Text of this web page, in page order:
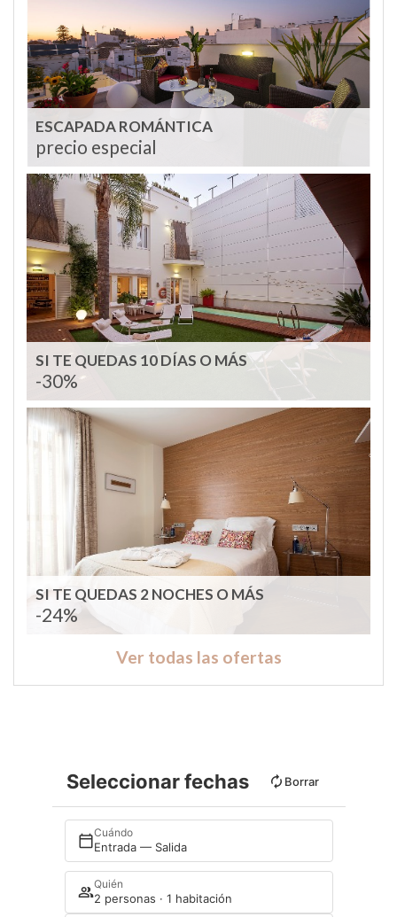
ESCAPADA ROMÁNTICA
precio especial
SI TE QUEDAS 10 DÍAS O MÁS
-30%
SI TE QUEDAS 2 NOCHES O MÁS
-24%
Ver todas las ofertas
Seleccionar fechas Borrar
Cuándo
Entrada — Salida
Quién
2 personas · 1 habitación